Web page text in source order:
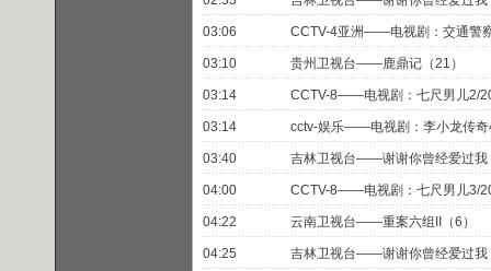
03:06 CCTV-4亚洲——电视剧：交通警
03:10 贵州卫视台——鹿鼎记（21）
03:14 CCTV-8——电视剧：七尺男儿2/
03:14 cctv-娱乐——电视剧：李小龙传奇
03:40 吉林卫视台——谢谢你曾经爱过我
04:00 CCTV-8——电视剧：七尺男儿3/
04:22 云南卫视台——重案六组II（6）
04:25 吉林卫视台——谢谢你曾经爱过我